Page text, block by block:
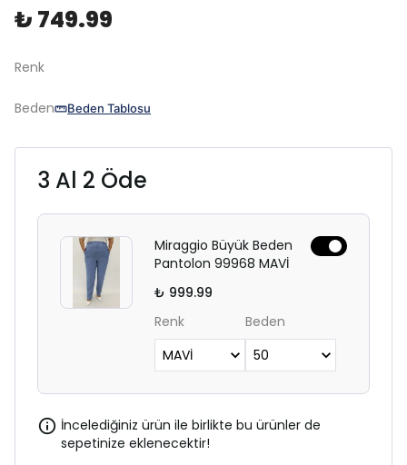
₺ 749.99
Renk
Beden Beden Tablosu
3 Al 2 Öde
Miraggio Büyük Beden
Pantolon 99968 MAVİ
₺ 999.99
Renk
Beden
İncelediğiniz ürün ile birlikte bu ürünler de
sepetinize eklenecektir!